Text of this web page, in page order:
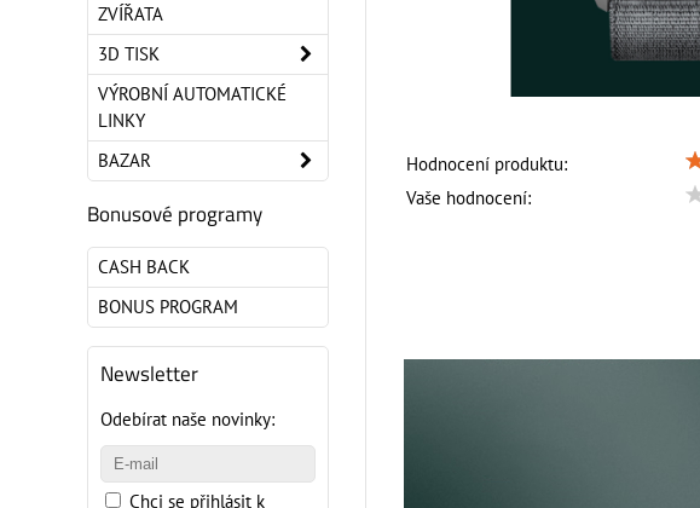
Hodnocení produktu:
Vaše hodnocení:
ZVÍŘATA
3D TISK
VÝROBNÍ AUTOMATICKÉ
LINKY
BAZAR
Bonusové programy
CASH BACK
BONUS PROGRAM
Newsletter
Odebírat naše novinky:
Chci se přihlásit k